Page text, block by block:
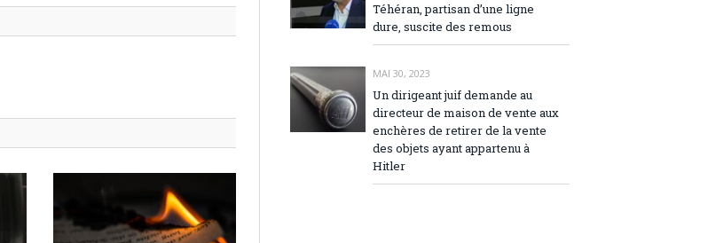
Téhéran, partisan d’une ligne
dure, suscite des remous
MAI 30, 2023
Un dirigeant juif demande au
directeur de maison de vente aux
enchères de retirer de la vente
des objets ayant appartenu à
Hitler